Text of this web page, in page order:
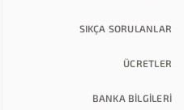
SIKÇA SORULANLAR
ÜCRETLER
BANKA BILGILERI